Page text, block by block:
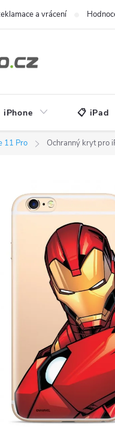
a vrácení
iPhone 📋 iPad
11 Pro Ochranný kryt pro